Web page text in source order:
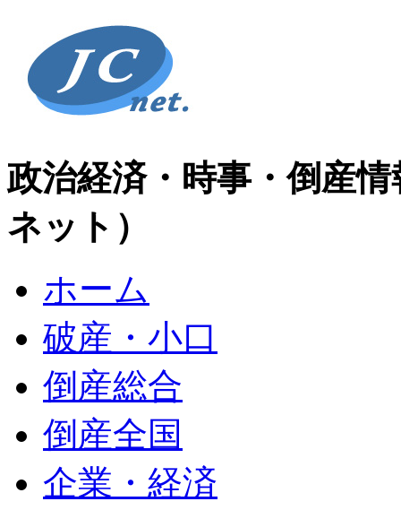
政治経済・時事・倒産
ネット）
ホーム
破産・小口
倒産総合
倒産全国
企業・経済